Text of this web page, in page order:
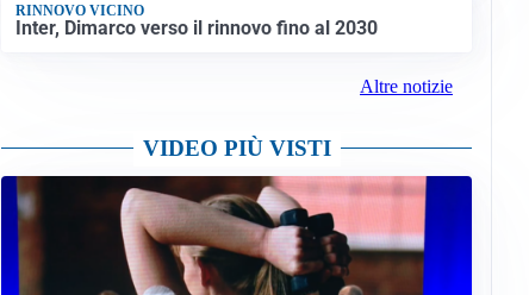
RINNOVO VICINO
Inter, Dimarco verso il rinnovo fino al 2030
Altre notizie
VIDEO PIÙ VISTI